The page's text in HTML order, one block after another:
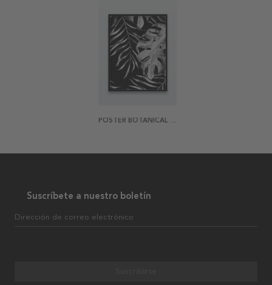
POSTER BOTANICAL NIGHT
Suscríbete a nuestro boletín
Dirección de correo electrónico